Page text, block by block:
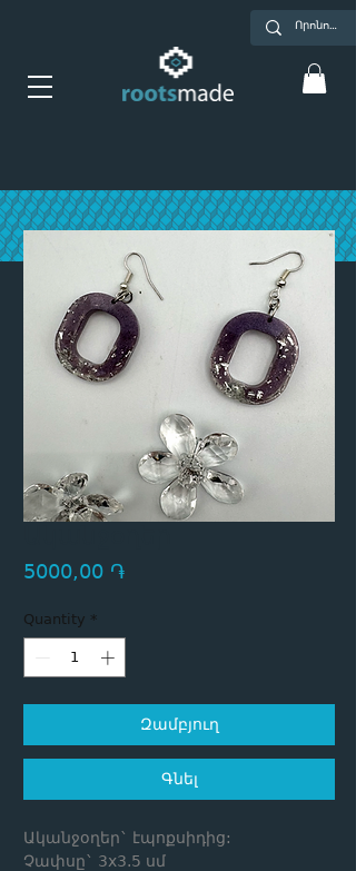
5000,00 ֏Price
Quantity *
Զամբյուղ
Գնել
Ականջօղեր` էպոքսիդից:
Չափսը` 3x3.5 սմ